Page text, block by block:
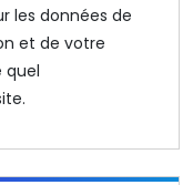
les données de
et de votre
quel